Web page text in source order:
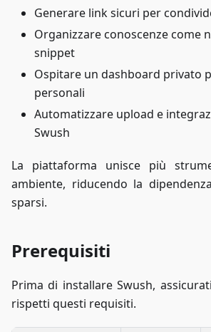
Generare link sicuri per
Organizzare conoscenze come
snippet
Ospitare un dashboard privato
personali
Automatizzare upload e
Swush
La piattaforma unisce più
ambiente, riducendo la
sparsi.
Prerequisiti
Prima di installare Swush,
rispetti questi requisiti.